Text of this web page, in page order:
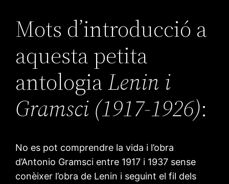
Mots d’introducció a
aquesta petita
antologiaLenin i
Gramsci (1917-1926):
No es pot comprendre la vida i l’obra
d’Antonio Gramsci entre 1917 i 1937 sense
conèixer l’obra de Lenin i seguint el fil dels